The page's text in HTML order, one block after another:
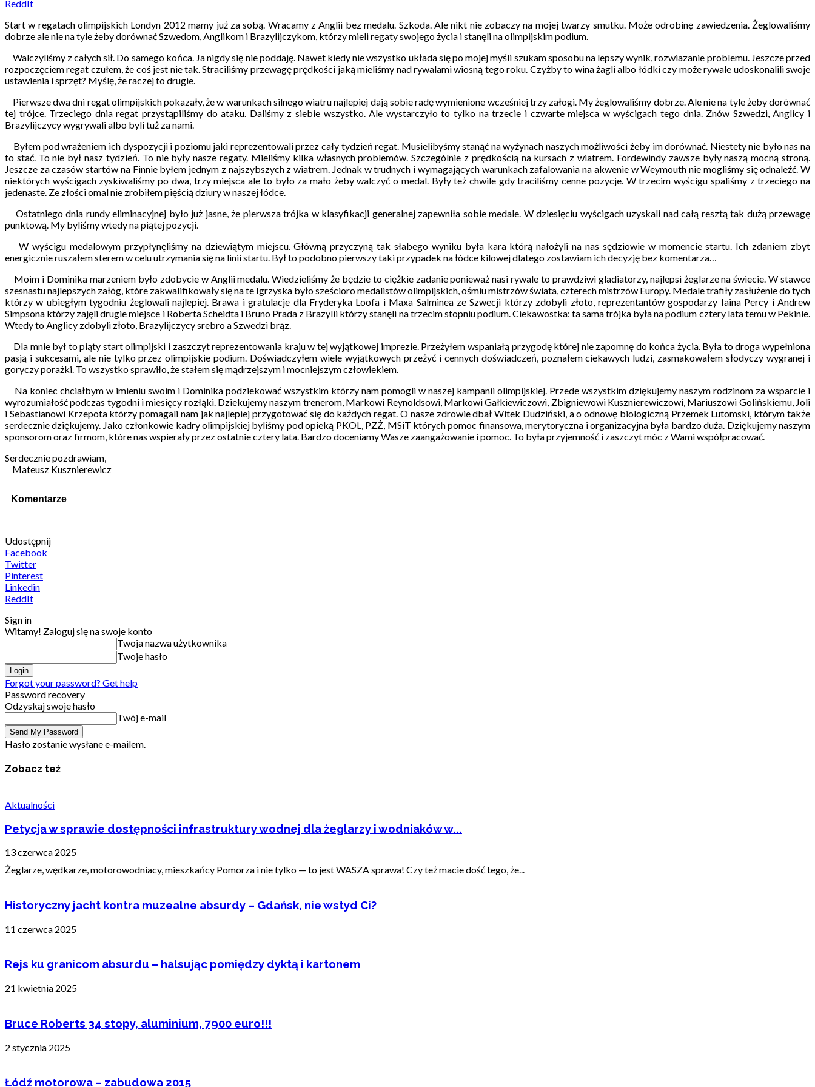
ReddIt
Start w regatach olimpijskich Londyn 2012 mamy już za sobą. Wracamy z Anglii bez medalu. Szkoda. Ale nikt nie zobaczy na mojej twarzy smutku. Może odrobinę zawiedzenia. Żeglowaliśmy
dobrze ale nie na tyle żeby dorównać Szwedom, Anglikom i Brazylijczykom, którzy mieli regaty swojego życia i stanęli na olimpijskim podium.
Walczyliśmy z całych sił. Do samego końca. Ja nigdy się nie poddaję. Nawet kiedy nie wszystko układa się po mojej myśli szukam sposobu na lepszy wynik, rozwiazanie problemu. Jeszcze przed
rozpoczęciem regat czułem, że coś jest nie tak. Straciliśmy przewagę prędkości jaką mieliśmy nad rywalami wiosną tego roku. Czyżby to wina żagli albo łódki czy może rywale udoskonalili swoje
ustawienia i sprzęt? Myślę, że raczej to drugie.
Pierwsze dwa dni regat olimpijskich pokazały, że w warunkach silnego wiatru najlepiej dają sobie radę wymienione wcześniej trzy załogi. My żeglowaliśmy dobrze. Ale nie na tyle żeby dorównać
tej trójce. Trzeciego dnia regat przystąpiliśmy do ataku. Daliśmy z siebie wszystko. Ale wystarczyło to tylko na trzecie i czwarte miejsca w wyścigach tego dnia. Znów Szwedzi, Anglicy i
Brazylijczycy wygrywali albo byli tuż za nami.
Byłem pod wrażeniem ich dyspozycji i poziomu jaki reprezentowali przez cały tydzień regat. Musielibyśmy stanąć na wyżynach naszych możliwości żeby im dorównać. Niestety nie było nas na
to stać. To nie był nasz tydzień. To nie były nasze regaty. Mieliśmy kilka własnych problemów. Szczególnie z prędkością na kursach z wiatrem. Fordewindy zawsze były naszą mocną stroną.
Jeszcze za czasów startów na Finnie byłem jednym z najszybszych z wiatrem. Jednak w trudnych i wymagających warunkach zafalowania na akwenie w Weymouth nie mogliśmy się odnaleźć. W
niektórych wyścigach zyskiwaliśmy po dwa, trzy miejsca ale to było za mało żeby walczyć o medal. Były też chwile gdy traciliśmy cenne pozycje. W trzecim wyścigu spaliśmy z trzeciego na
jedenaste. Ze złości omal nie zrobiłem pięścią dziury w naszej łódce.
Ostatniego dnia rundy eliminacyjnej było już jasne, że pierwsza trójka w klasyfikacji generalnej zapewniła sobie medale. W dziesięciu wyścigach uzyskali nad całą resztą tak dużą przewagę
punktową. My byliśmy wtedy na piątej pozycji.
W wyścigu medalowym przypłynęliśmy na dziewiątym miejscu. Główną przyczyną tak słabego wyniku była kara którą nałożyli na nas sędziowie w momencie startu. Ich zdaniem zbyt
energicznie ruszałem sterem w celu utrzymania się na linii startu. Był to podobno pierwszy taki przypadek na łódce kilowej dlatego zostawiam ich decyzję bez komentarza…
Moim i Dominika marzeniem było zdobycie w Anglii medalu. Wiedzieliśmy że będzie to ciężkie zadanie ponieważ nasi rywale to prawdziwi gladiatorzy, najlepsi żeglarze na świecie. W stawce
szesnastu najlepszych załóg, które zakwalifikowały się na te Igrzyska było sześcioro medalistów olimpijskich, ośmiu mistrzów świata, czterech mistrzów Europy. Medale trafiły zasłużenie do tych
którzy w ubiegłym tygodniu żeglowali najlepiej. Brawa i gratulacje dla Fryderyka Loofa i Maxa Salminea ze Szwecji którzy zdobyli złoto, reprezentantów gospodarzy Iaina Percy i Andrew
Simpsona którzy zajęli drugie miejsce i Roberta Scheidta i Bruno Prada z Brazylii którzy stanęli na trzecim stopniu podium. Ciekawostka: ta sama trójka była na podium cztery lata temu w Pekinie.
Wtedy to Anglicy zdobyli złoto, Brazylijczycy srebro a Szwedzi brąz.
Dla mnie był to piąty start olimpijski i zaszczyt reprezentowania kraju w tej wyjątkowej imprezie. Przeżyłem wspaniałą przygodę której nie zapomnę do końca życia. Była to droga wypełniona
pasją i sukcesami, ale nie tylko przez olimpijskie podium. Doświadczyłem wiele wyjątkowych przeżyć i cennych doświadczeń, poznałem ciekawych ludzi, zasmakowałem słodyczy wygranej i
goryczy porażki. To wszystko sprawiło, że stałem się mądrzejszym i mocniejszym człowiekiem.
Na koniec chciałbym w imieniu swoim i Dominika podziekować wszystkim którzy nam pomogli w naszej kampanii olimpijskiej. Przede wszystkim dziękujemy naszym rodzinom za wsparcie i
wyrozumiałość podczas tygodni i miesięcy rozłąki. Dziekujemy naszym trenerom, Markowi Reynoldsowi, Markowi Gałkiewiczowi, Zbigniewowi Kusznierewiczowi, Mariuszowi Golińskiemu, Joli
i Sebastianowi Krzepota którzy pomagali nam jak najlepiej przygotować się do każdych regat. O nasze zdrowie dbał Witek Dudziński, a o odnowę biologiczną Przemek Lutomski, którym także
serdecznie dziękujemy. Jako członkowie kadry olimpijskiej byliśmy pod opieką PKOL, PZŻ, MSiT których pomoc finansowa, merytoryczna i organizacyjna była bardzo duża. Dziękujemy naszym
sponsorom oraz firmom, które nas wspierały przez ostatnie cztery lata. Bardzo doceniamy Wasze zaangażowanie i pomoc. To była przyjemność i zaszczyt móc z Wami współpracować.
Serdecznie pozdrawiam,
Mateusz Kusznierewicz
Komentarze
Udostępnij
Facebook
Twitter
Pinterest
Linkedin
ReddIt
Sign in
Witamy! Zaloguj się na swoje konto
Twoja nazwa użytkownika
Twoje hasło
Forgot your password? Get help
Password recovery
Odzyskaj swoje hasło
Twój e-mail
Hasło zostanie wysłane e-mailem.
Zobacz też
Aktualności
Petycja w sprawie dostępności infrastruktury wodnej dla żeglarzy i wodniaków w...
13 czerwca 2025
Żeglarze, wędkarze, motorowodniacy, mieszkańcy Pomorza i nie tylko — to jest WASZA sprawa! Czy też macie dość tego, że...
Historyczny jacht kontra muzealne absurdy – Gdańsk, nie wstyd Ci?
11 czerwca 2025
Rejs ku granicom absurdu – halsując pomiędzy dyktą i kartonem
21 kwietnia 2025
Bruce Roberts 34 stopy, aluminium, 7900 euro!!!
2 stycznia 2025
Łódź motorowa – zabudowa 2015